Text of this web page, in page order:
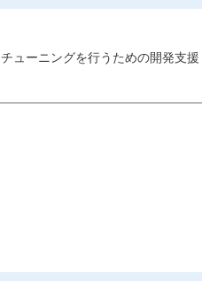
ューニングを行うための開発支援